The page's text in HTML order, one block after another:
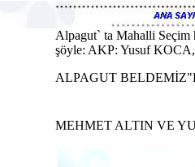
Alpagut` ta Mahalli Seçim
şöyle: AKP: Yusuf
ALPAGUT
MEHMET ALTIN VE